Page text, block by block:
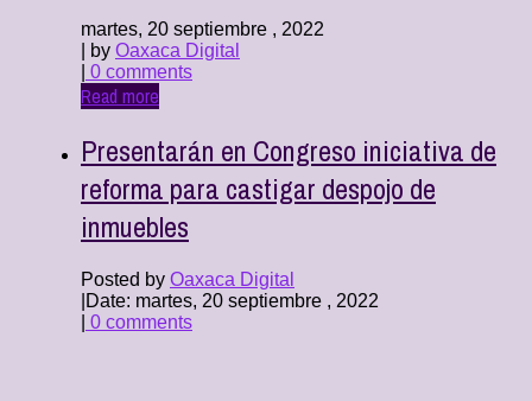
martes, 20 septiembre , 2022
| by Oaxaca Digital
0 comments
Read more
Presentarán en Congreso iniciativa de
reforma para castigar despojo de
inmuebles
Posted by Oaxaca Digital
Date: martes, 20 septiembre , 2022
0 comments